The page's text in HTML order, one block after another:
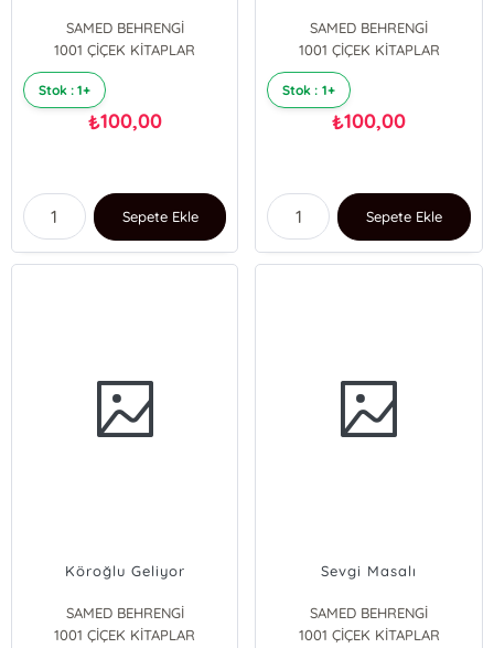
SAMED BEHRENGİ
1001 ÇİÇEK KİTAPLAR
Stok : 1+
₺100,00
Sepete Ekle
SAMED BEHRENGİ
1001 ÇİÇEK KİTAPLAR
Stok : 1+
₺100,00
Sepete Ekle
Köroğlu Geliyor
SAMED BEHRENGİ
1001 ÇİÇEK KİTAPLAR
Sevgi Masalı
SAMED BEHRENGİ
1001 ÇİÇEK KİTAPLAR